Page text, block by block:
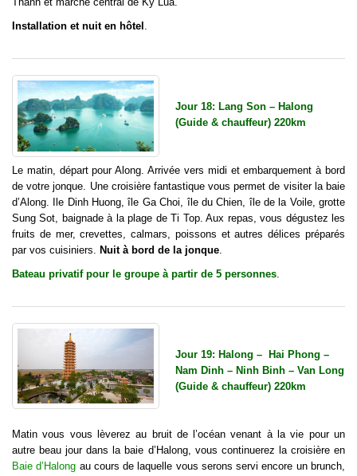
Installation et nuit en hôtel
Jour 18: Lang Son – Halong
(Guide & chauffeur) 220km
Le matin, départ pour Along. Arrivée vers midi et embarquement à bord
de votre jonque. Une croisière fantastique vous permet de visiter la baie
d’Along. Ile Dinh Huong, île Ga Choi, île du Chien, île de la Voile, grotte
Sung Sot, baignade à la plage de Ti Top. Aux repas, vous dégustez les
fruits de mer, crevettes, calmars, poissons et autres délices préparés
par vos cuisiniers. Nuit à bord de la jonque
Bateau privatif pour le groupe à partir de 5 personnes
Jour 19: Halong – Hai Phong –
Nam Dinh – Ninh Binh – Van Long
(Guide & chauffeur) 220km
Matin vous vous lèverez au bruit de l’océan venant à la vie pour un
autre beau jour dans la baie d’Halong, vous continuerez la croisière en
Baie d’Halong au cours de laquelle vous serons servi encore un brunch,